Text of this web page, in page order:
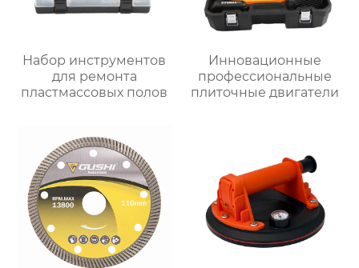
Набор инструментов
для ремонта
пластмассовых полов
Инновационные
профессиональные
плиточные двигатели